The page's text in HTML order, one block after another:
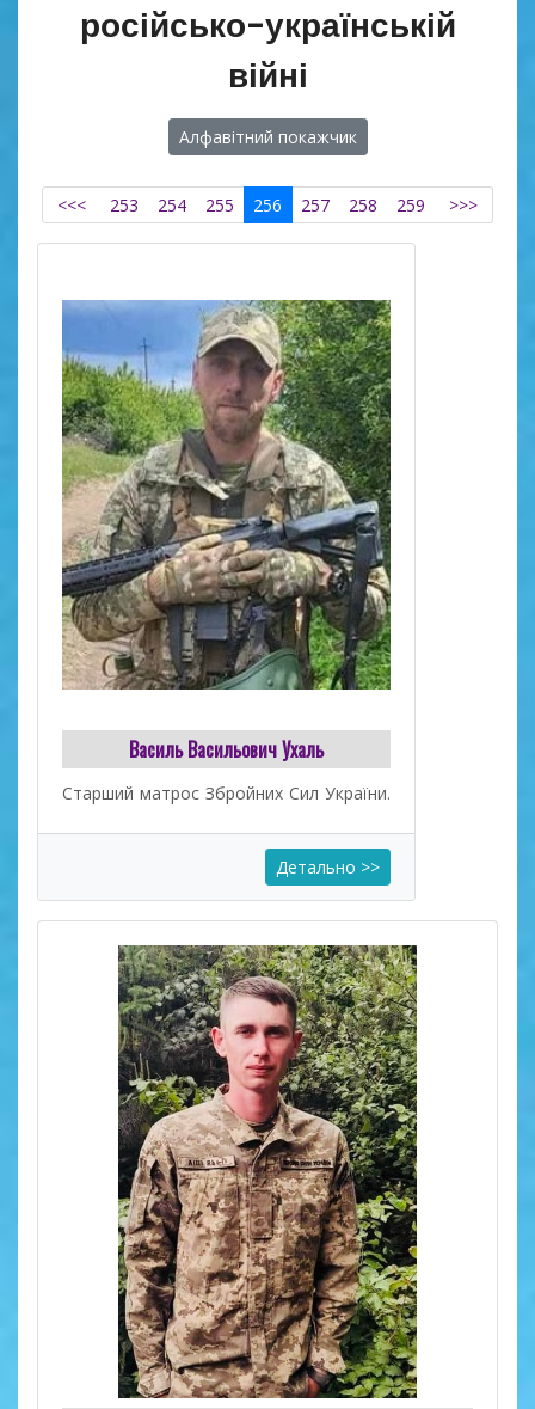
російсько-українській
війні
Алфавітний покажчик
<<< 253 254 255 256 257 258 259 >>>
Василь Васильович Ухаль
Старший матрос Збройних Cил України.
Детально >>